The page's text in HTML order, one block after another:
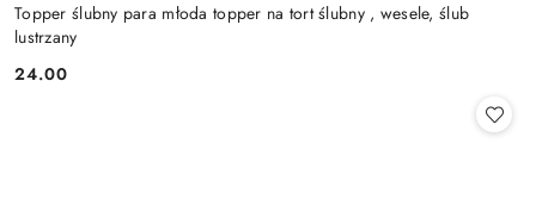
Topper ślubny para młoda topper na tort ślubny , wesele, ślub
lustrzany
Cena:
24.00